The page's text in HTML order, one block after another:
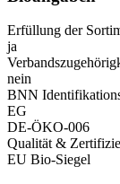
Erfüllung der
ja
nein
BNN
EG
DE-ÖKO-006
Qualität &
EU Bio-Siegel